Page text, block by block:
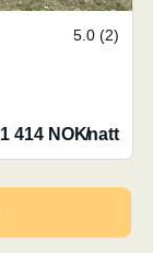
5.0 (2)
1 414 NOK/natt